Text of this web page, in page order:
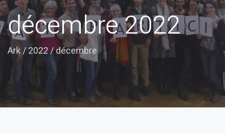
décembre 2022
Ark/2022/décembre